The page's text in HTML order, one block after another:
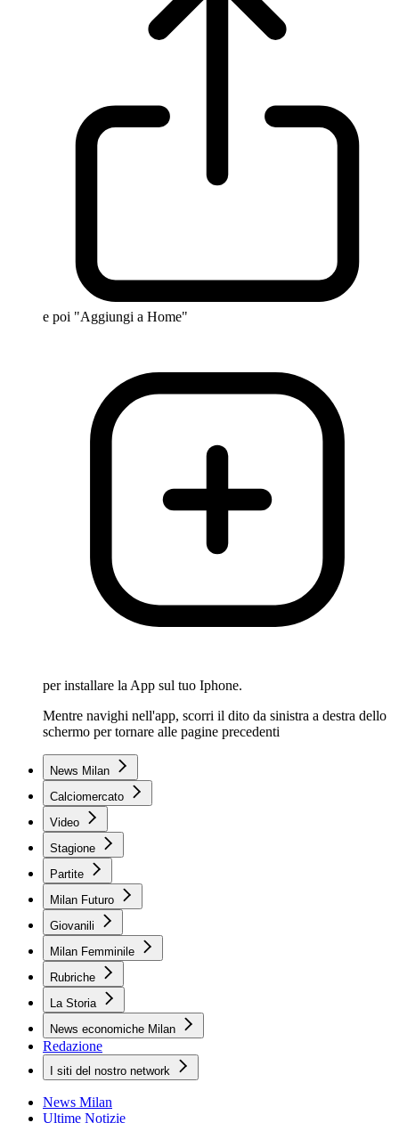
e poi "Aggiungi a Home"
per installare la App sul tuo Iphone.
Mentre navighi nell'app, scorri il dito da sinistra a destra dello
schermo per tornare alle pagine precedenti
News Milan
Calciomercato
Video
Stagione
Partite
Milan Futuro
Giovanili
Milan Femminile
Rubriche
La Storia
News economiche Milan
Redazione
I siti del nostro network
News Milan
Ultime Notizie